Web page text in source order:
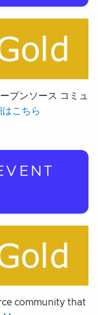
プンソース コミュ
はこちら
community that